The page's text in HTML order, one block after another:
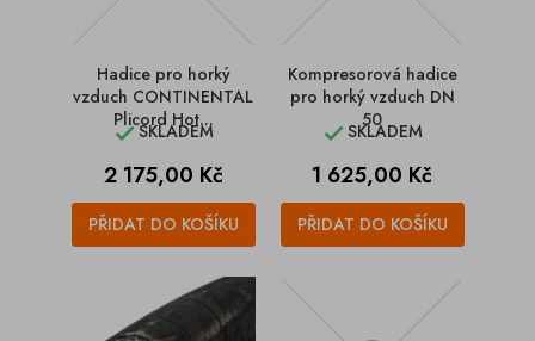
Hadice pro horký
vzduch CONTINENTAL
Plicord Hot...
SKLADEM
Cena
2 175,00 Kč
PŘIDAT DO KOŠÍKU
Kompresorová hadice
pro horký vzduch DN
50
SKLADEM
Cena
1 625,00 Kč
PŘIDAT DO KOŠÍKU